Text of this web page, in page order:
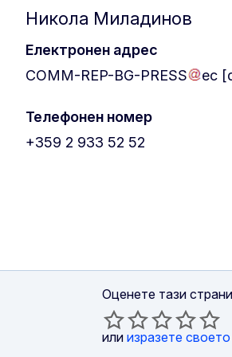
Никола Миладинов
Електронен адрес
COMM-REP-BG-PRESS
ec
Телефонен номер
+359 2 933 52 52
Оценете тази
или изразете